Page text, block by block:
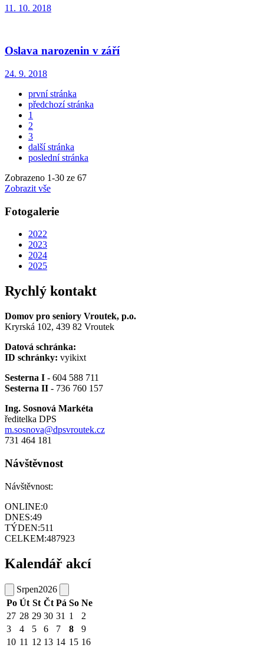
11. 10. 2018
Oslava narozenin v září
24. 9. 2018
první stránka
předchozí stránka
1
2
3
další stránka
poslední stránka
Zobrazeno 1-30 ze 67
Zobrazit vše
Fotogalerie
2022
2023
2024
2025
Rychlý kontakt
Domov pro seniory Vroutek, p.o.
Kryrská 102, 439 82 Vroutek
Datová schránka:
ID schránky: vyikixt
Sesterna I - 604 588 711
Sesterna II - 736 760 157
Ing. Sosnová Markéta
ředitelka DPS
m.sosnova@dpsvroutek.cz
731 464 181
Návštěvnost
Návštěvnost:
ONLINE:0
DNES:49
TÝDEN:511
CELKEM:487923
Kalendář akcí
Srpen2026
Po Út St Čt Pá So Ne
27 28 29 30 31 1
2
3
4 5 6 7 8
9
10 11 12 13 14 15 16